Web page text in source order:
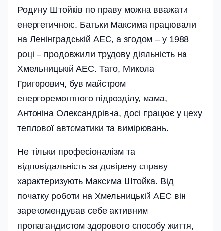
Родину Штойків по праву можна вважати
енергетичною. Батьки Максима працювали
на Ленінградській АЕС, а згодом – у 1988
році – продовжили трудову діяльність на
Хмельницькій АЕС. Тато, Микола
Григорович, був майстром
енергоремонтного підрозділу, мама,
Антоніна Олександрівна, досі працює у цеху
теплової автоматики та вимірювань.
Не тільки професіоналізм та
відповідальність за довірену справу
характеризують Максима Штойка. Від
початку роботи на Хмельницькій АЕС він
зарекомендував себе активним
пропагандистом здорового способу життя,